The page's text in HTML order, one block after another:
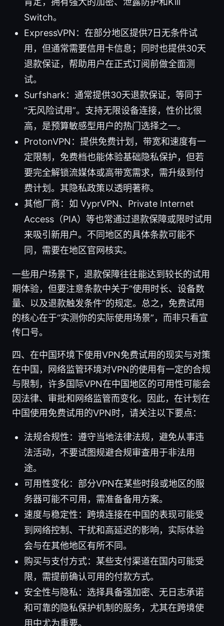
Switch。
ExpressVPN：在部分地区提供7日无条件试
用，但通常需要信用卡信息；同时也提供30天
退款保证，帮助用户在正式订阅前做全面测
试。
Surfshark：通常提供30天退款保证，等同于
“无风险试用”。支持无限设备连接，性价比很
高，是预算敏感型用户的热门选择之一。
ProtonVPN：提供免费计划，带宽和速度有一
定限制，免费档也能体验基础隐私保护，但若
要完全解锁流媒体或高带宽需求，需升级到付
费计划。其隐私政策以透明著称。
其他厂商：如 VyprVPN、Private Internet
Access（PIA）等也常通过退款保障或限时试用
来吸引新用户。不同地区的具体条款可能不
同，需要在地区官网核实。
一些用户场景下，退款保障往往能达到较长的试用
期体验，但要注意条款中关于“使用时长、设备数
量、以及退款触发条件”的规定。总之，免费试用
的核心在于“实测你的实际使用场景”，而非只看宣
传口号。
四、在中国环境下使用VPN免费试用的现实与对策
在中国，网络监管环境对VPN的使用有一定的合规
与限制，许多国际VPN在中国地区的可用性可能会
因法律、审批和网络监管而变化。因此，在计划在
中国使用免费试用的VPN时，请关注以下要点：
法规合规性：遵守当地法律法规，避免从事违
法活动，不要试图规避合规审查用于非法用
途。
可用性变化：部分VPN在某些时段或地区的服
务器可能不可用，需准备备用方案。
速度与稳定性：跨境连接在中国的表现可能受
到网络控制、干扰和高延迟的影响，实际体验
会与在其他地区有所不同。
购买与支付方式：某些支付渠道在国内可能受
限，需提前确认可用的付款方式。
安全性与隐私：选择具备强加密、无日志承诺
和可靠的隐私保护机制的服务，尤其在跨境使
用中尤为重要。